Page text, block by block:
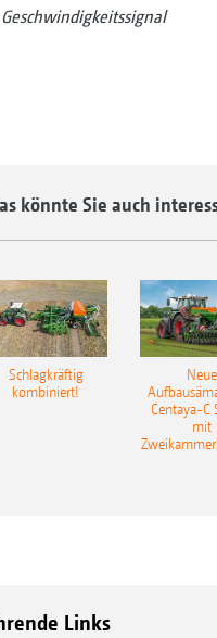
könnte Sie auch
Schlagkräftig
kombiniert!
Neue
Centaya-C
mit
Links